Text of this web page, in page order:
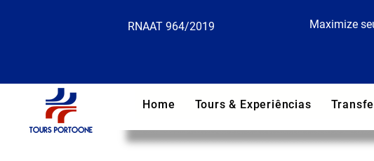
RNAAT 964/2019 Maximize
Home Tours & Experiências